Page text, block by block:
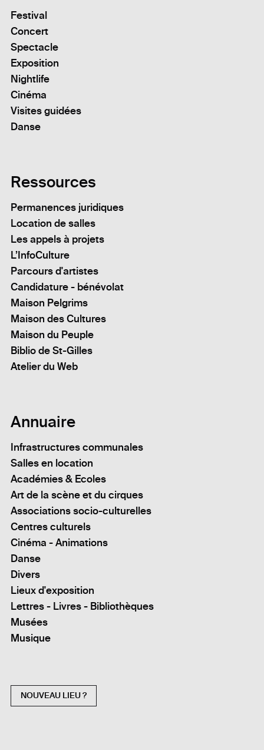
Festival
Concert
Spectacle
Exposition
Nightlife
Cinéma
Visites guidées
Danse
Ressources
Permanences juridiques
Location de salles
Les appels à projets
L’InfoCulture
Parcours d'artistes
Candidature - bénévolat
Maison Pelgrims
Maison des Cultures
Maison du Peuple
Biblio de St-Gilles
Atelier du Web
Annuaire
Infrastructures communales
Salles en location
Académies & Ecoles
Art de la scène et du cirques
Associations socio-culturelles
Centres culturels
Cinéma - Animations
Danse
Divers
Lieux d'exposition
Lettres - Livres - Bibliothèques
Musées
Musique
NOUVEAU LIEU ?